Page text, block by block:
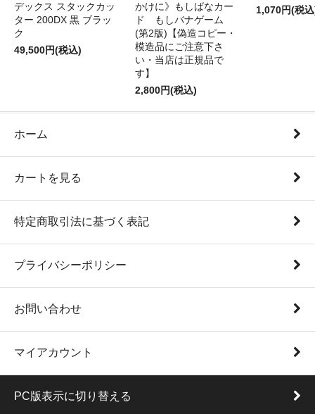
デックス スタックカッ
ター 200DX 黒 ブラッ
ク
49,500円(税込)
かけに》もしばなカー
ド もしバナゲーム
(第2版)【偽造コピー・
模造品にご注意下さ
い・当店は正規品で
す】
2,800円(税込)
1,070円(税
ホーム
カートを見る
特定商取引法に基づく表記
プライバシーポリシー
お問い合わせ
マイアカウント
PC版表示に切り替える